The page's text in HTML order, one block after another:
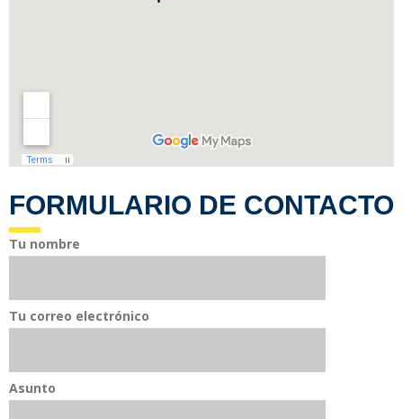
FORMULARIO DE CONTACTO
Tu nombre
Tu correo electrónico
Asunto